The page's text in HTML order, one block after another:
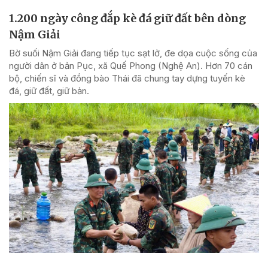
1.200 ngày công đắp kè đá giữ đất bên dòng
Nậm Giải
Bờ suối Nậm Giải đang tiếp tục sạt lở, đe dọa cuộc sống của
người dân ở bản Pục, xã Quế Phong (Nghệ An). Hơn 70 cán
bộ, chiến sĩ và đồng bào Thái đã chung tay dựng tuyến kè
đá, giữ đất, giữ bản.